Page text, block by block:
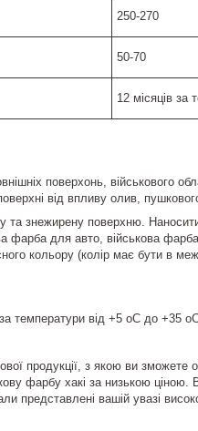
250-270
50-70
12 місяців за
поверхонь, військового
від впливу олив,
та знежирену поверхню.
для авто, військова
кольору (колір має бути в
температури від +5 oС до +35
продукції, з якою ви зможете
фарбу хакі за низькою
представлені вашій увазі